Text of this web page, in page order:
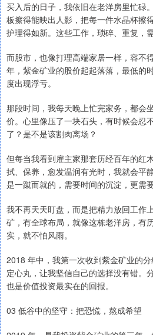
买入后的日子，我依旧在老洋房里忙碌
板擦得能映出人影，把每一件水晶杯擦
护理得如新。这些工作，琐碎、重复，
而股市，也像打理高端家居一样，容不
年，紫金矿业的股价起起落落，最低的
度出现浮亏。
那段时间，我每天晚上忙完家务，都会
价。心里像压了一块石头，有时候会忍
了？是不是该割肉离场？
但每当我看到雇主家那套历经百年的红
拭、保养，愈发温润有光时，我就会平
是一蹴而就的，需要时间的沉淀，更需
我不再天天盯盘，而是把精力放回工作
矿，有全球布局，就像这栋老洋房，有
实，就不怕风雨。
2018 年中，我第一次收到紫金矿业的
定心丸，让我坚信自己的选择没有错。
也是价值投资最实在的回报。
03 低谷中的坚守：把恐慌，熬成希望